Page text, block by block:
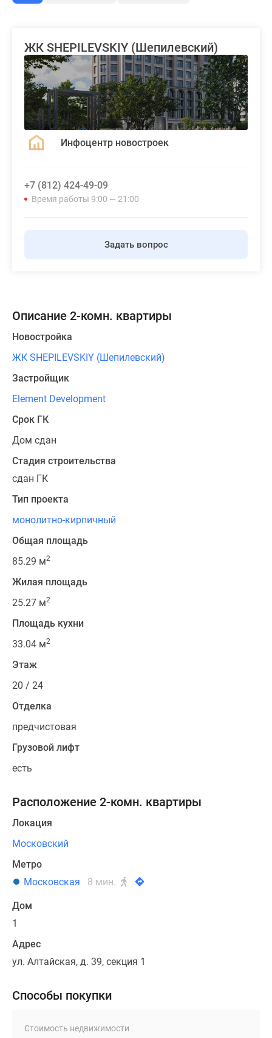
ЖК SHEPILEVSKIY (Шепилевский)
Инфоцентр новостроек
+7 (812) 424-49-09
Время работы 9:00 — 21:00
Задать вопрос
Описание 2-комн. квартиры
Новостройка
ЖК SHEPILEVSKIY (Шепилевский)
Застройщик
Element Development
Срок ГК
Дом сдан
Стадия строительства
сдан ГК
Тип проекта
монолитно-кирпичный
Общая площадь
85.29 м2
Жилая площадь
25.27 м2
Площадь кухни
33.04 м2
Этаж
20 / 24
Отделка
предчистовая
Грузовой лифт
есть
Расположение 2-комн. квартиры
Локация
Московский
Метро
Московская
8 мин.
Дом
1
Адрес
ул. Алтайская, д. 39, секция 1
Способы покупки
Стоимость недвижимости